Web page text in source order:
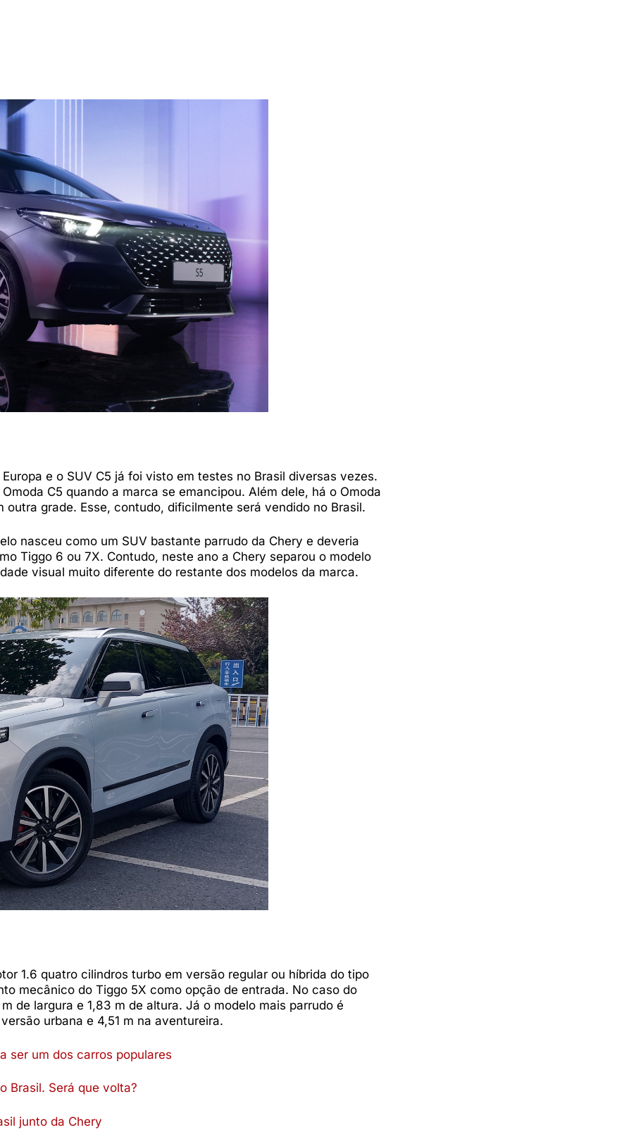
e o SUV C5 já foi visto em testes no Brasil diversas vezes.
C5 quando a marca se emancipou. Além dele, há o Omoda
outra grade. Esse, contudo, dificilmente será vendido no Brasil.
nasceu como um SUV bastante parrudo da Chery e deveria
Tiggo 6 ou 7X. Contudo, neste ano a Chery separou o modelo
visual muito diferente do restante dos modelos da marca.
1.6 quatro cilindros turbo em versão regular ou híbrida do tipo
mecânico do Tiggo 5X como opção de entrada. No caso do
de largura e 1,83 m de altura. Já o modelo mais parrudo é
urbana e 4,51 m na aventureira.
ser um dos carros populares
Brasil. Será que volta?
junto da Chery